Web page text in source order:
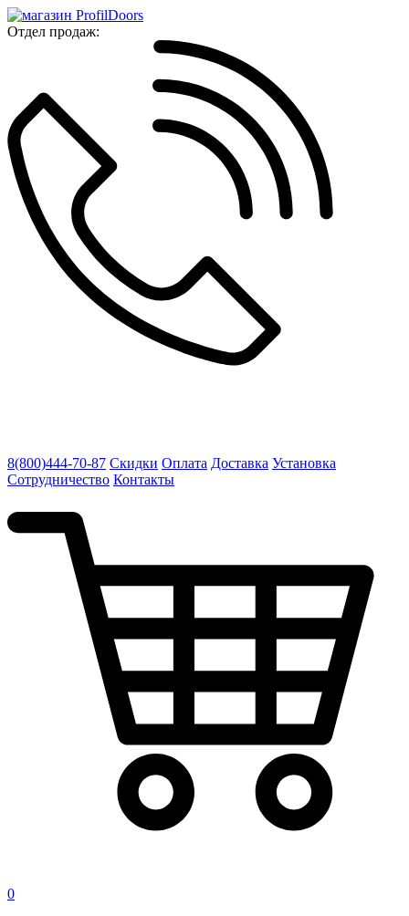
Отдел продаж:
8(800)444-70-87 Скидки Оплата Доставка Установка
Сотрудничество Контакты
0